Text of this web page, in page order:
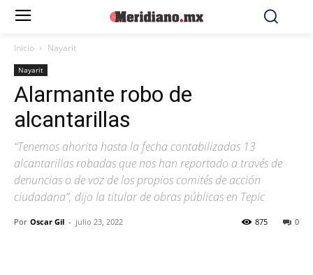
Inicio Nayarit
Nayarit
Alarmante robo de
alcantarillas
“Tenemos ahorita hasta la fecha contabilizadas 13
alcantarillas robadas que nos han reportado a través de
denuncias o de voz de los propios comités de acción
ciudadana”, dijo la titular de obras públicas en Tepic
Por Oscar Gil - julio 23, 2022 0
875